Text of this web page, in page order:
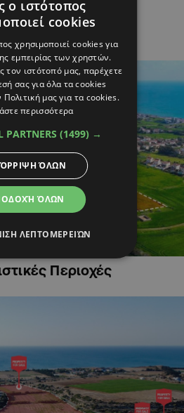
Περιοχές
ο ιστότοπος
cookies
χρησιμοποιεί cookies για
εμπειρίας των χρηστών.
τον ιστότοπό μας, παρέχετε
σας για όλα τα cookies
μας για τα cookies.
περισσότερα
PARTNERS (1499) →
ΌΛΩΝ
ΌΛΩΝ
ΛΕΠΤΟΜΕΡΕΙΏΝ